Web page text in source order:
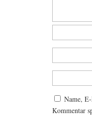
Name,
Kommentar